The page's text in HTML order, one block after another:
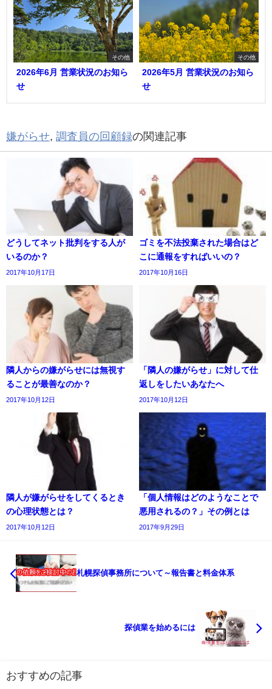
その他
2026年6月 営業状況のお知ら
せ
その他
2026年5月 営業状況のお知ら
せ
嫌がらせ, 調査員の回顧録の関連記事
どうしてネット批判をする人が
いるのか？
2017年10月17日
ゴミを不法投棄された場合はど
こに通報をすればいいの？
2017年10月16日
隣人からの嫌がらせには無視す
ることが最善なのか？
2017年10月12日
「隣人の嫌がらせ」に対して仕
返しをしたいあなたへ
2017年10月12日
隣人が嫌がらせをしてくるとき
の心理状態とは？
2017年10月12日
「個人情報はどのようなことで
悪用されるの？」その例とは
2017年9月29日
札幌探偵事務所について～報告書と料金体系
探偵業を始めるには
おすすめの記事